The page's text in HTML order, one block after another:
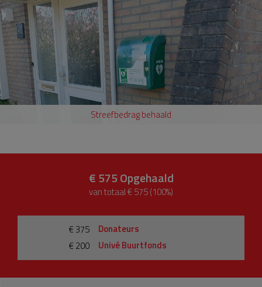
Streefbedrag behaald
€ 575Opgehaald
van totaal € 575 (100%)
€ 375
Donateurs
€ 200
Univé Buurtfonds